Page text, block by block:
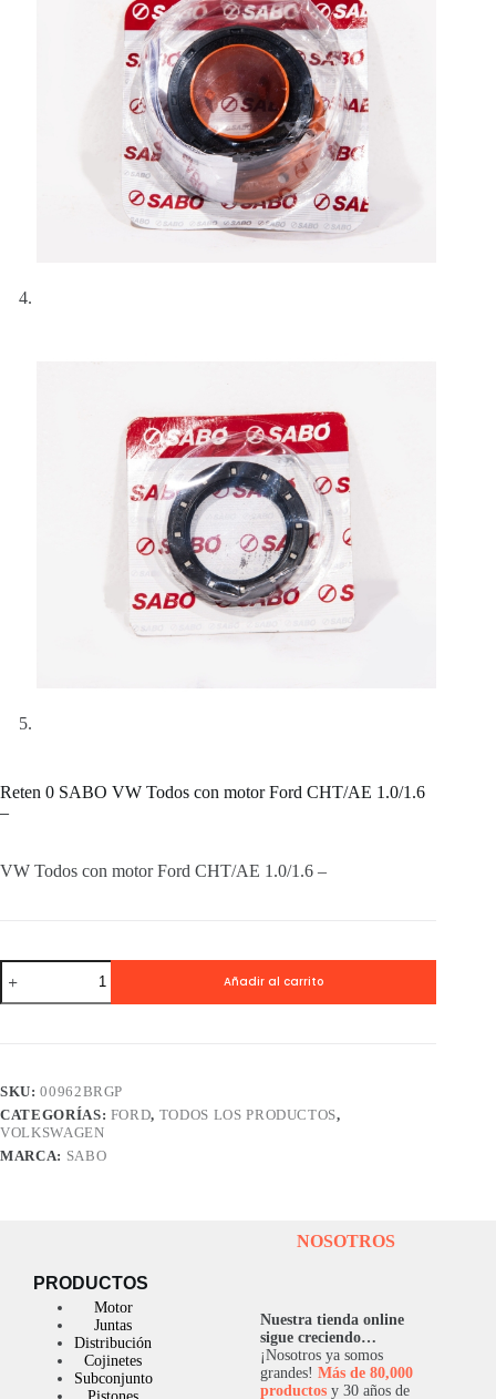
Reten 0 SABO VW Todos con motor Ford CHT/AE 1.0/1.6
–
VW Todos con motor Ford CHT/AE 1.0/1.6 –
Reten
SABO
Ford
CHT/AE
1.0/1.6
-
Añadir al carrito
SKU:00962BRGP
CATEGORÍAS: FORD, TODOS LOS PRODUCTOS,
VOLKSWAGEN
MARCA: SABO
PRODUCTOS
Motor
Juntas
Distribución
Cojinetes
Subconjunto
Pistones
NOSOTROS
Nuestra tienda online
sigue creciendo…
¡Nosotros ya somos
grandes!Más de 80,000
productos y 30 años de